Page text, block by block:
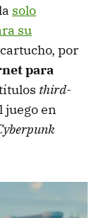
solo
su
por
para
third-
en